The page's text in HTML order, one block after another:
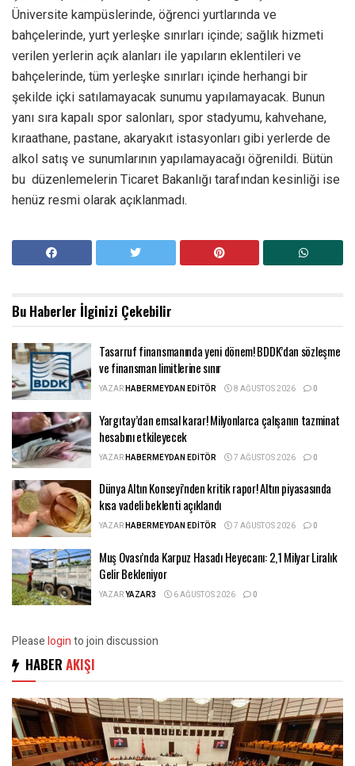
Üniversite kampüslerinde, öğrenci yurtlarında ve
bahçelerinde, yurt yerleşke sınırları içinde; sağlık hizmeti
verilen yerlerin açık alanları ile yapıların eklentileri ve
bahçelerinde, tüm yerleşke sınırları içinde herhangi bir
şekilde içki satılamayacak sunumu yapılamayacak. Bunun
yanı sıra kapalı spor salonları, spor stadyumu, kahvehane,
kıraathane, pastane, akaryakıt istasyonları gibi yerlerde de
alkol satış ve sunumlarının yapılamayacağı öğrenildi. Bütün
bu düzenlemelerin Ticaret Bakanlığı tarafından kesinliği ise
henüz resmi olarak açıklanmadı.
Bu Haberler İlginizi Çekebilir
Tasarruf finansmanında yeni dönem! BDDK’dan sözleşme
ve finansman limitlerine sınır
YAZARHABERMEYDAN EDITÖR 8 AĞUSTOS 2026 0
Yargıtay’dan emsal karar! Milyonlarca çalışanın tazminat
hesabını etkileyecek
YAZARHABERMEYDAN EDITÖR 7 AĞUSTOS 2026 0
Dünya Altın Konseyi’nden kritik rapor! Altın piyasasında
kısa vadeli beklenti açıklandı
YAZARHABERMEYDAN EDITÖR 7 AĞUSTOS 2026 0
Muş Ovası’nda Karpuz Hasadı Heyecanı: 2,1 Milyar Liralık
Gelir Bekleniyor
YAZARYAZAR3 6 AĞUSTOS 2026 0
Pleaseloginto join discussion
HABER AKIŞI